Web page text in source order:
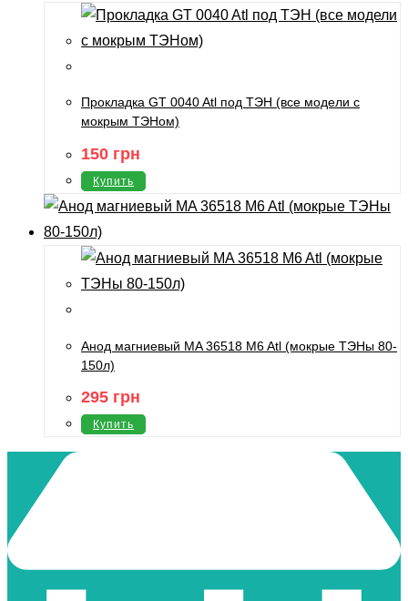
Прокладка GT 0040 Atl под ТЭН (все модели с
мокрым ТЭНом)
150 грн
Купить
Анод магниевый MA 36518 M6 Atl (мокрые ТЭНы 80-
150л)
295 грн
Купить